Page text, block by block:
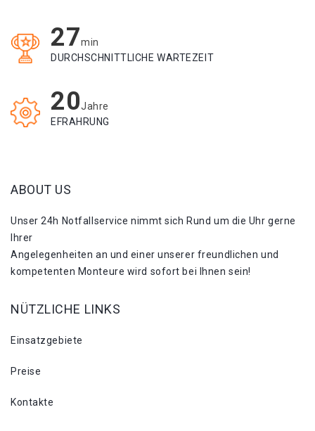
27min
DURCHSCHNITTLICHE WARTEZEIT
20Jahre
EFRAHRUNG
ABOUT US
Unser 24h Notfallservice nimmt sich Rund um die Uhr gerne
Ihrer
Angelegenheiten an und einer unserer freundlichen und
kompetenten Monteure wird sofort bei Ihnen sein!
NÜTZLICHE LINKS
Einsatzgebiete
Preise
Kontakte